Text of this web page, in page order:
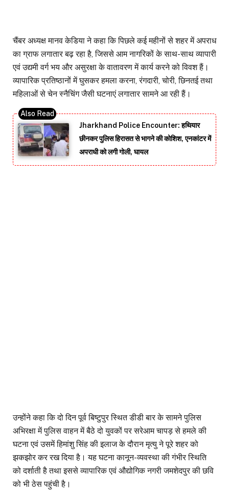
चैंबर अध्यक्ष मानव केडिया ने कहा कि पिछले कई महीनों से शहर में अपराध
का ग्राफ लगातार बढ़ रहा है, जिससे आम नागरिकों के साथ-साथ व्यापारी
एवं उद्यमी वर्ग भय और असुरक्षा के वातावरण में कार्य करने को विवश हैं।
व्यापारिक प्रतिष्ठानों में घुसकर हमला करना, रंगदारी, चोरी, छिनतई तथा
महिलाओं से चेन स्नैचिंग जैसी घटनाएं लगातार सामने आ रही हैं।
Jharkhand Police Encounter: हथियार
छीनकर पुलिस हिरासत से भागने की कोशिश, एनकांटर में
अपराधी को लगी गोली, घायल
उन्होंने कहा कि दो दिन पूर्व बिष्टुपुर स्थित डीडी बार के सामने पुलिस
अभिरक्षा में पुलिस वाहन में बैठे दो युवकों पर सरेआम चापड़ से हमले की
घटना एवं उसमें हिमांशु सिंह की इलाज के दौरान मृत्यु ने पूरे शहर को
झकझोर कर रख दिया है। यह घटना कानून-व्यवस्था की गंभीर स्थिति
को दर्शाती है तथा इससे व्यापारिक एवं औद्योगिक नगरी जमशेदपुर की छवि
को भी ठेस पहुंची है।